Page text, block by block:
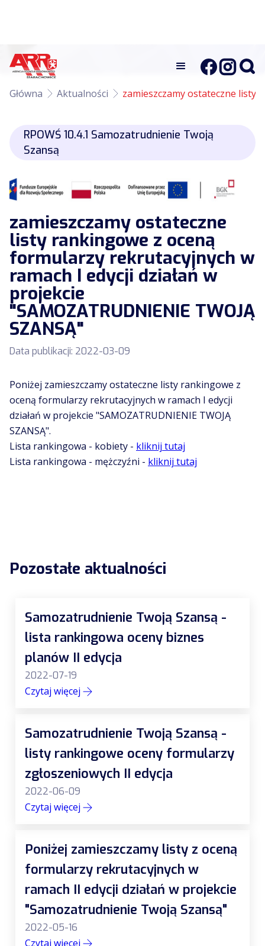
Główna Aktualności zamieszczamy ostateczne listy
RPOWŚ 10.4.1 Samozatrudnienie Twoją
Szansą
zamieszczamy ostateczne
listy rankingowe z oceną
formularzy rekrutacyjnych w
ramach I edycji działań w
projekcie
"SAMOZATRUDNIENIE TWOJĄ
SZANSĄ"
Data publikacji: 2022-03-09
Poniżej zamieszczamy ostateczne listy rankingowe z
oceną formularzy rekrutacyjnych w ramach I edycji
działań w projekcie "SAMOZATRUDNIENIE TWOJĄ
SZANSĄ".
Lista rankingowa - kobiety - kliknij tutaj
Lista rankingowa - mężczyźni - kliknij tutaj
Pozostałe aktualności
Samozatrudnienie Twoją Szansą -
lista rankingowa oceny biznes
planów II edycja
2022-07-19
Czytaj więcej
Samozatrudnienie Twoją Szansą -
listy rankingowe oceny formularzy
zgłoszeniowych II edycja
2022-06-09
Czytaj więcej
Poniżej zamieszczamy listy z oceną
formularzy rekrutacyjnych w
ramach II edycji działań w projekcie
"Samozatrudnienie Twoją Szansą"
2022-05-16
Czytaj więcej